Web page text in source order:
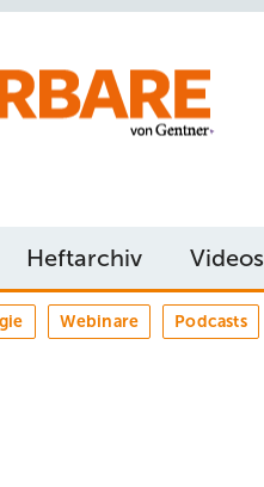
Heftarchiv Videos
Webinare Podcasts